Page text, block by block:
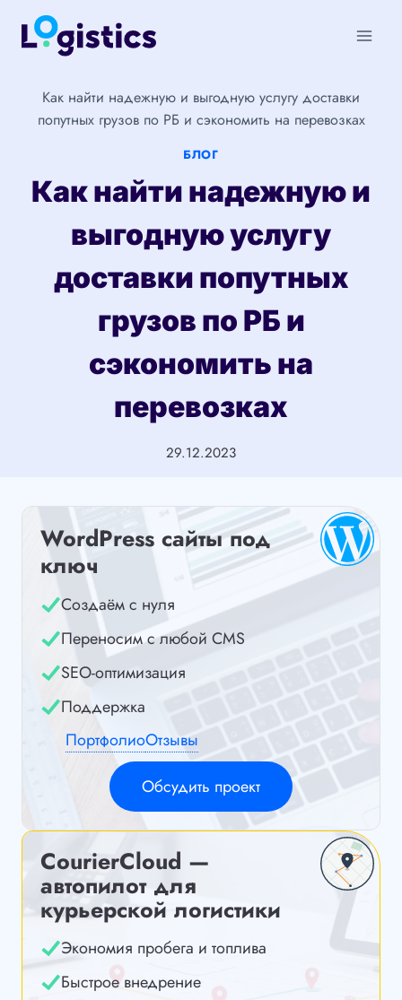
Перейти
Как найти надежную и выгодную услугу доставки
попутных грузов по РБ и сэкономить на перевозках
БЛОГ
Как найти надежную и
выгодную услугу
доставки попутных
грузов по РБ и
сэкономить на
перевозках
29.12.2023
WordPress сайты под
ключ
Создаём с нуля
Переносим с любой CMS
SEO-оптимизация
Поддержка
ПортфолиоОтзывы
Обсудить проект
CourierCloud —
автопилот для
курьерской логистики
Экономия пробега и топлива
Быстрое внедрение